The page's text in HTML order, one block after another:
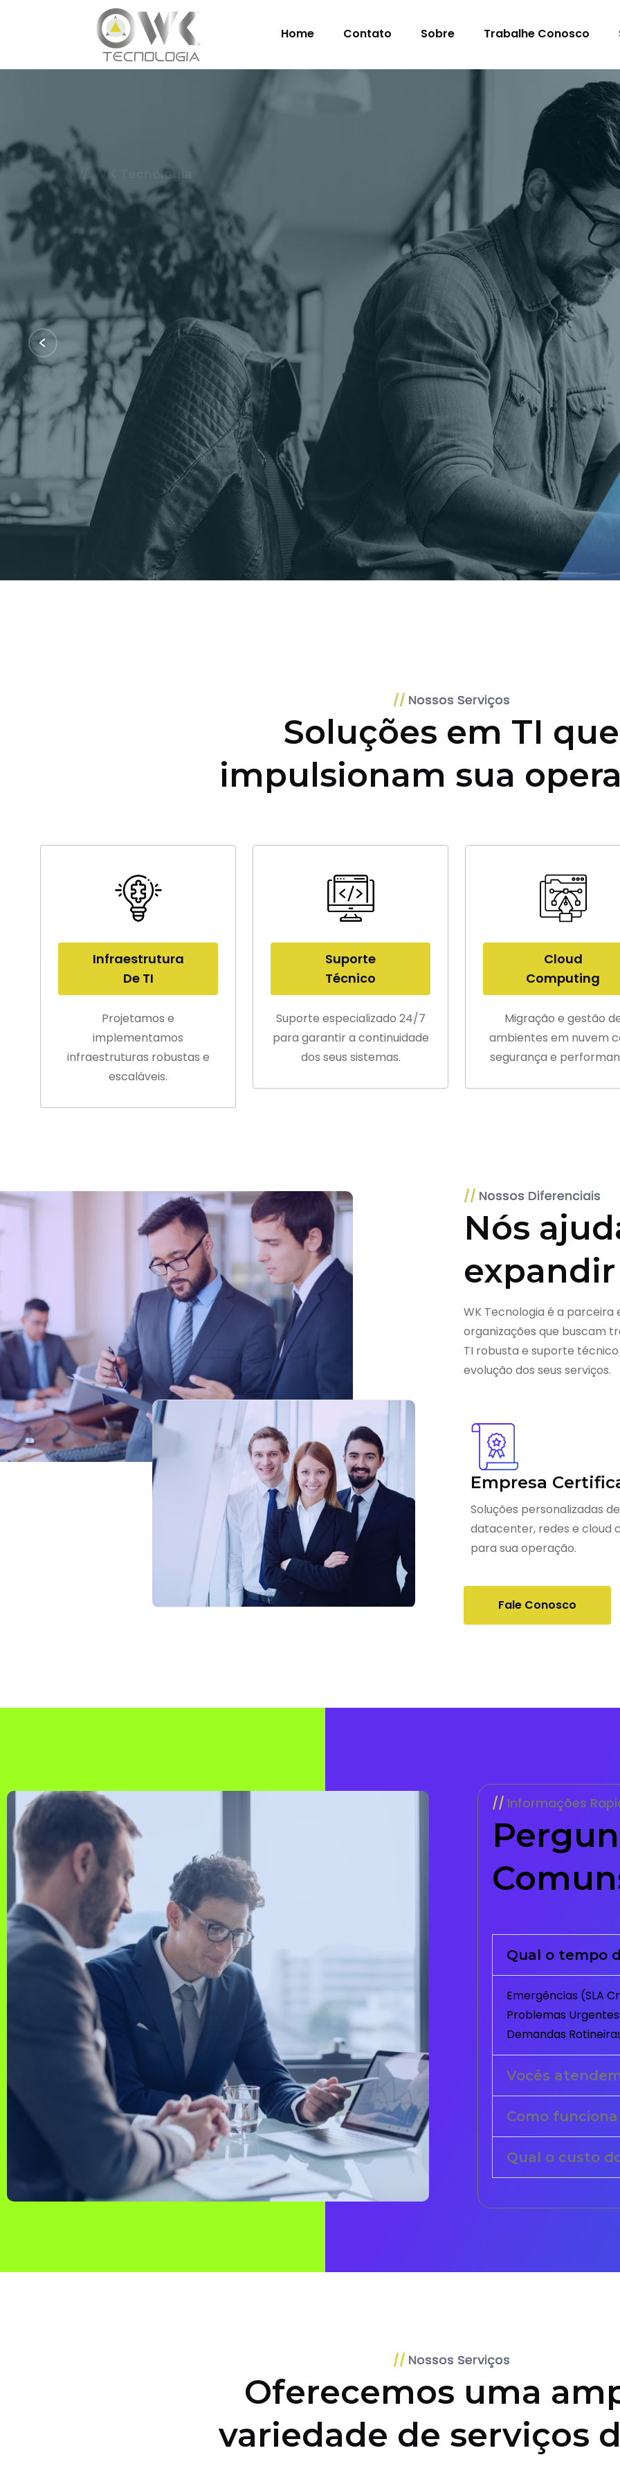
Home Contato Sobre Trabalhe Conosco
WK Tecnologia
Soluções Para
Nuvem.
Certificações: AWS Partner, Microsoft Gold
Fale Conosco
Nossos Serviços
Soluções em TI que
impulsionam sua
Infraestrutura
De TI
Projetamos e
implementamos
infraestruturas robustas e
escaláveis.
Suporte
Técnico
Suporte especializado 24/7
para garantir a continuidade
dos seus sistemas.
Cloud
Computing
Migração e gestão
ambientes em nuvem
segurança e
Nossos Diferenciais
Nós
WK Tecnologia é a
organizações que buscam
TI robusta e suporte
evolução dos seus serviços.
Empresa
Soluções personalizadas de
datacenter, redes e cloud
para sua operação.
Fale Conosco
Informações
Qual o tempo
Emergências (SLA
Problemas
Demandas
Vocês
Como
Qual o custo
Nossos Serviços
Oferecemos uma
variedade de serviços